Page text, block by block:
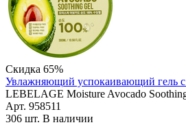
Скидка 65%
Увлажняющий успокаивающий гель с
LEBELAGE Moisture Avocado
Арт. 958511
306 шт. В наличии